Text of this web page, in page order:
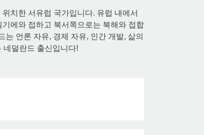
치한 서유럽 국가입니다. 유럽 내에서
에와 접하고 북서쪽으로는 북해와 접합
언론 자유, 경제 자유, 인간 개발, 삶의
네덜란드 출신입니다!